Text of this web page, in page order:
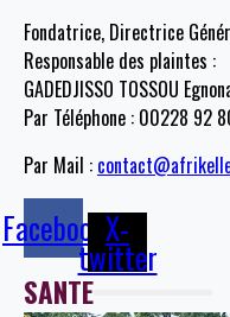
Fondatrice, Directrice
Responsable des plaintes :
GADEDJISSO TOSSOU
Par Téléphone : 00228 92
Par Mail :
Facebook X-
twitter
SANTE